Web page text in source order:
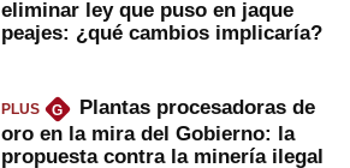
eliminar ley que puso en jaque
peajes: ¿qué cambios implicaría?
PLUS G
Plantas procesadoras de
oro en la mira del Gobierno: la
propuesta contra la minería ilegal